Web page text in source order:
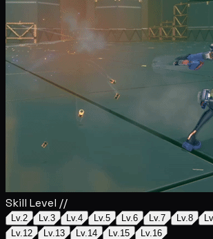
Skill Level //
Lv.2 Lv.3 Lv.4 Lv.5 Lv.6 Lv.7 Lv.8
Lv.12
Lv.13 Lv.14 Lv.15 Lv.16